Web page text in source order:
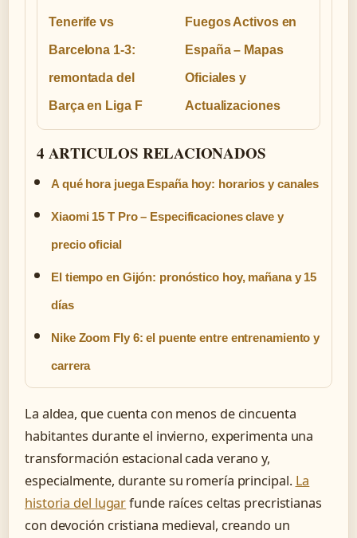
Tenerife vs
Barcelona 1-3:
remontada del
Barça en Liga F
Fuegos Activos en
España – Mapas
Oficiales y
Actualizaciones
4 ARTICULOS RELACIONADOS
A qué hora juega España hoy: horarios y canales
Xiaomi 15 T Pro – Especificaciones clave y
precio oficial
El tiempo en Gijón: pronóstico hoy, mañana y 15
días
Nike Zoom Fly 6: el puente entre entrenamiento y
carrera
La aldea, que cuenta con menos de cincuenta
habitantes durante el invierno, experimenta una
transformación estacional cada verano y,
especialmente, durante su romería principal. La
historia del lugarfunde raíces celtas precristianas
con devoción cristiana medieval, creando un